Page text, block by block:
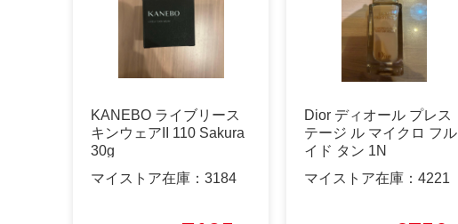
KANEBO ライブリース
キンウェアII 110 Sakura
30g
マイストア在庫： 3184
Dior ディオール プレス
テージ ル マイクロ フル
イド タン 1N
マイストア在庫： 4221